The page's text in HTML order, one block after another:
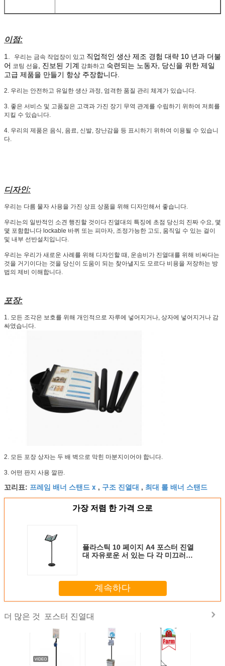
이점:
1. 우리는 금속 작업장이 있고 직업적인 생산 제조 경험 대략 10 년과 더불
어 코팅 선을 , 진보된 기계 강화하고 숙련되는 노동자, 당신을 위한 제일
고급 제품을 만들기 항상 주장합니다.
2. 우리는 안전하고 유일한 생산 과정, 엄격한 품질 관리 체계가 있습니다.
3. 좋은 서비스 및 고품질은 고객과 가진 장기 무역 관계를 수립하기 위하여 저희를
지킬 수 있습니다.
4. 우리의 제품은 음식, 음료, 신발, 장난감을 등 표시하기 위하여 이용될 수 있습니
다.
디자인:
우리는 다름 물자 사용을 가진 상표 상품을 위해 디자인해서 좋습니다.
우리는의 일반적인 소견 행진할 것이다 진열대의 특징에 초점 당신의 진짜 수요, 몇
몇 포함합니다 lockable 바퀴 또는 피마자, 조정가능한 고도, 움직일 수 있는 걸이
및 내부 선반설치입니다.
우리는 우리가 새로운 사례를 위해 디자인할 때, 운송비가 진열대를 위해 비싸다는
것을 거기이다는 것을 당신이 도움이 되는 찾아낼지도 모르다 비용을 저장하는 방
법의 제비 이해합니다.
포장:
1. 모든 조각은 보호를 위해 개인적으로 자루에 넣어지거나, 상자에 넣어지거나 감
싸였습니다.
2. 모든 포장 상자는 두 배 벽으로 막힌 마분지이어야 합니다.
3. 어떤 판지 사용 깔판.
꼬리표: 프레임 배너 스탠드 x , 구조 진열대 , 최대 롤 배너 스탠드
가장 저렴 한 가격 으로
플라스틱 10 페이지 A4 포스터 진열
대 자유로운 서 있는 다 각 미끄러지
계속하다
더 많은 것 포스터 진열대